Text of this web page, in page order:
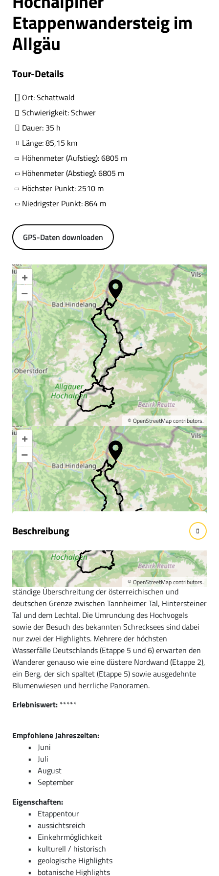
Etappenwandersteig im
Allgäu
Tour-Details
Ort: Schattwald
Schwierigkeit: Schwer
Dauer: 35 h
Länge: 85,15 km
Höhenmeter (Aufstieg): 6805 m
Höhenmeter (Abstieg): 6805 m
Höchster Punkt: 2510 m
Niedrigster Punkt: 864 m
GPS-Daten downloaden
+
–
© OpenStreetMapcontributors.
+
–
© OpenStreetMapcontributors.
Karte vergrößern
Informationen &
Wissenswertes
Beschreibung
Kurzbeschreibung:
Beim »Grenzgänger« handelt es sich um Mehrtagestour
inmitten der Allgäuer Alpen. Das Herzstück ist die
ständige Überschreitung der österreichischen und
deutschen Grenze zwischen Tannheimer Tal, Hintersteiner
Tal und dem Lechtal. Die Umrundung des Hochvogels
sowie der Besuch des bekannten Schrecksees sind dabei
nur zwei der Highlights. Mehrere der höchsten
Wasserfälle Deutschlands (Etappe 5 und 6) erwarten den
Wanderer genauso wie eine düstere Nordwand (Etappe 2),
ein Berg, der sich spaltet (Etappe 5) sowie ausgedehnte
Blumenwiesen und herrliche Panoramen.
Erlebniswert: *****
Empfohlene Jahreszeiten:
Juni
Juli
August
September
Eigenschaften:
Etappentour
aussichtsreich
Einkehrmöglichkeit
kulturell / historisch
geologische Highlights
botanische Highlights